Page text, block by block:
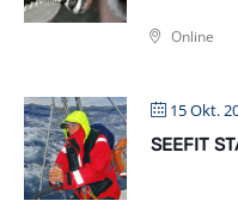
Online
15 Okt.
SEEFIT